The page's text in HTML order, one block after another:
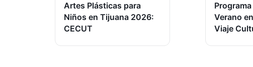
Artes Plásticas para
Niños en Tijuana 2026:
CECUT
Verano
Viaje